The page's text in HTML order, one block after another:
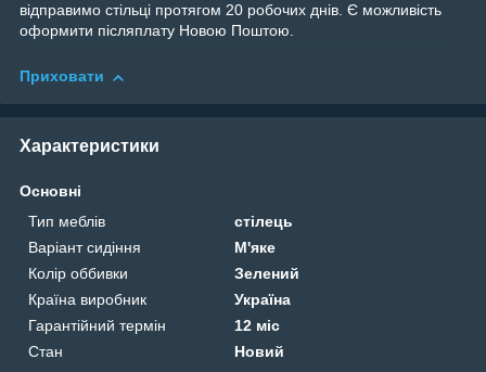
відправимо стільці протягом 20 робочих днів. Є можливість
оформити післяплату Новою Поштою.
Приховати
Характеристики
Основні
Тип меблів
стілець
Варіант сидіння
М'яке
Колір оббивки
Зелений
Країна виробник
Україна
Гарантійний термін
12 міс
Стан
Новий